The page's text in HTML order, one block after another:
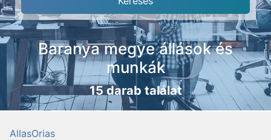
Baranya megye állások és
munkák
15 darab találat
AllasOrias